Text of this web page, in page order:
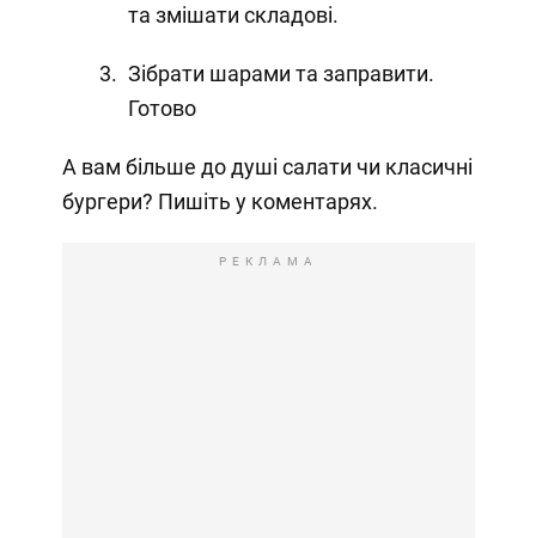
та змішати складові.
Зібрати шарами та заправити.
Готово
А вам більше до душі салати чи класичні
бургери? Пишіть у коментарях.
РЕКЛАМА